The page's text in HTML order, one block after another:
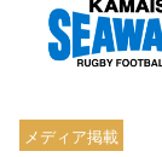
メディア掲載